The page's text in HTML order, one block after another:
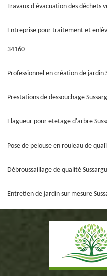
Travaux d'évacuation des déchets
Entreprise pour traitement et
34160
Professionnel en création de jardin
Prestations de dessouchage
Elagueur pour etetage d'arbre
Pose de pelouse en rouleau de
Débroussaillage de qualité
Entretien de jardin sur mesure